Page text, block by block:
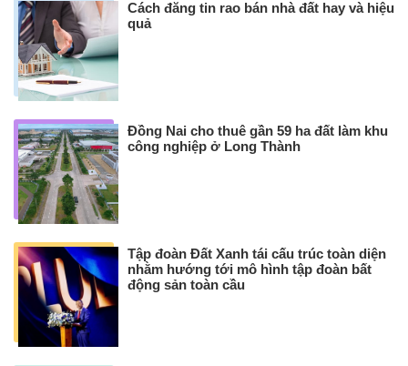
Cách đăng tin rao bán nhà đất hay và hiệu
quả
Đồng Nai cho thuê gần 59 ha đất làm khu
công nghiệp ở Long Thành
Tập đoàn Đất Xanh tái cấu trúc toàn diện
nhằm hướng tới mô hình tập đoàn bất
động sản toàn cầu